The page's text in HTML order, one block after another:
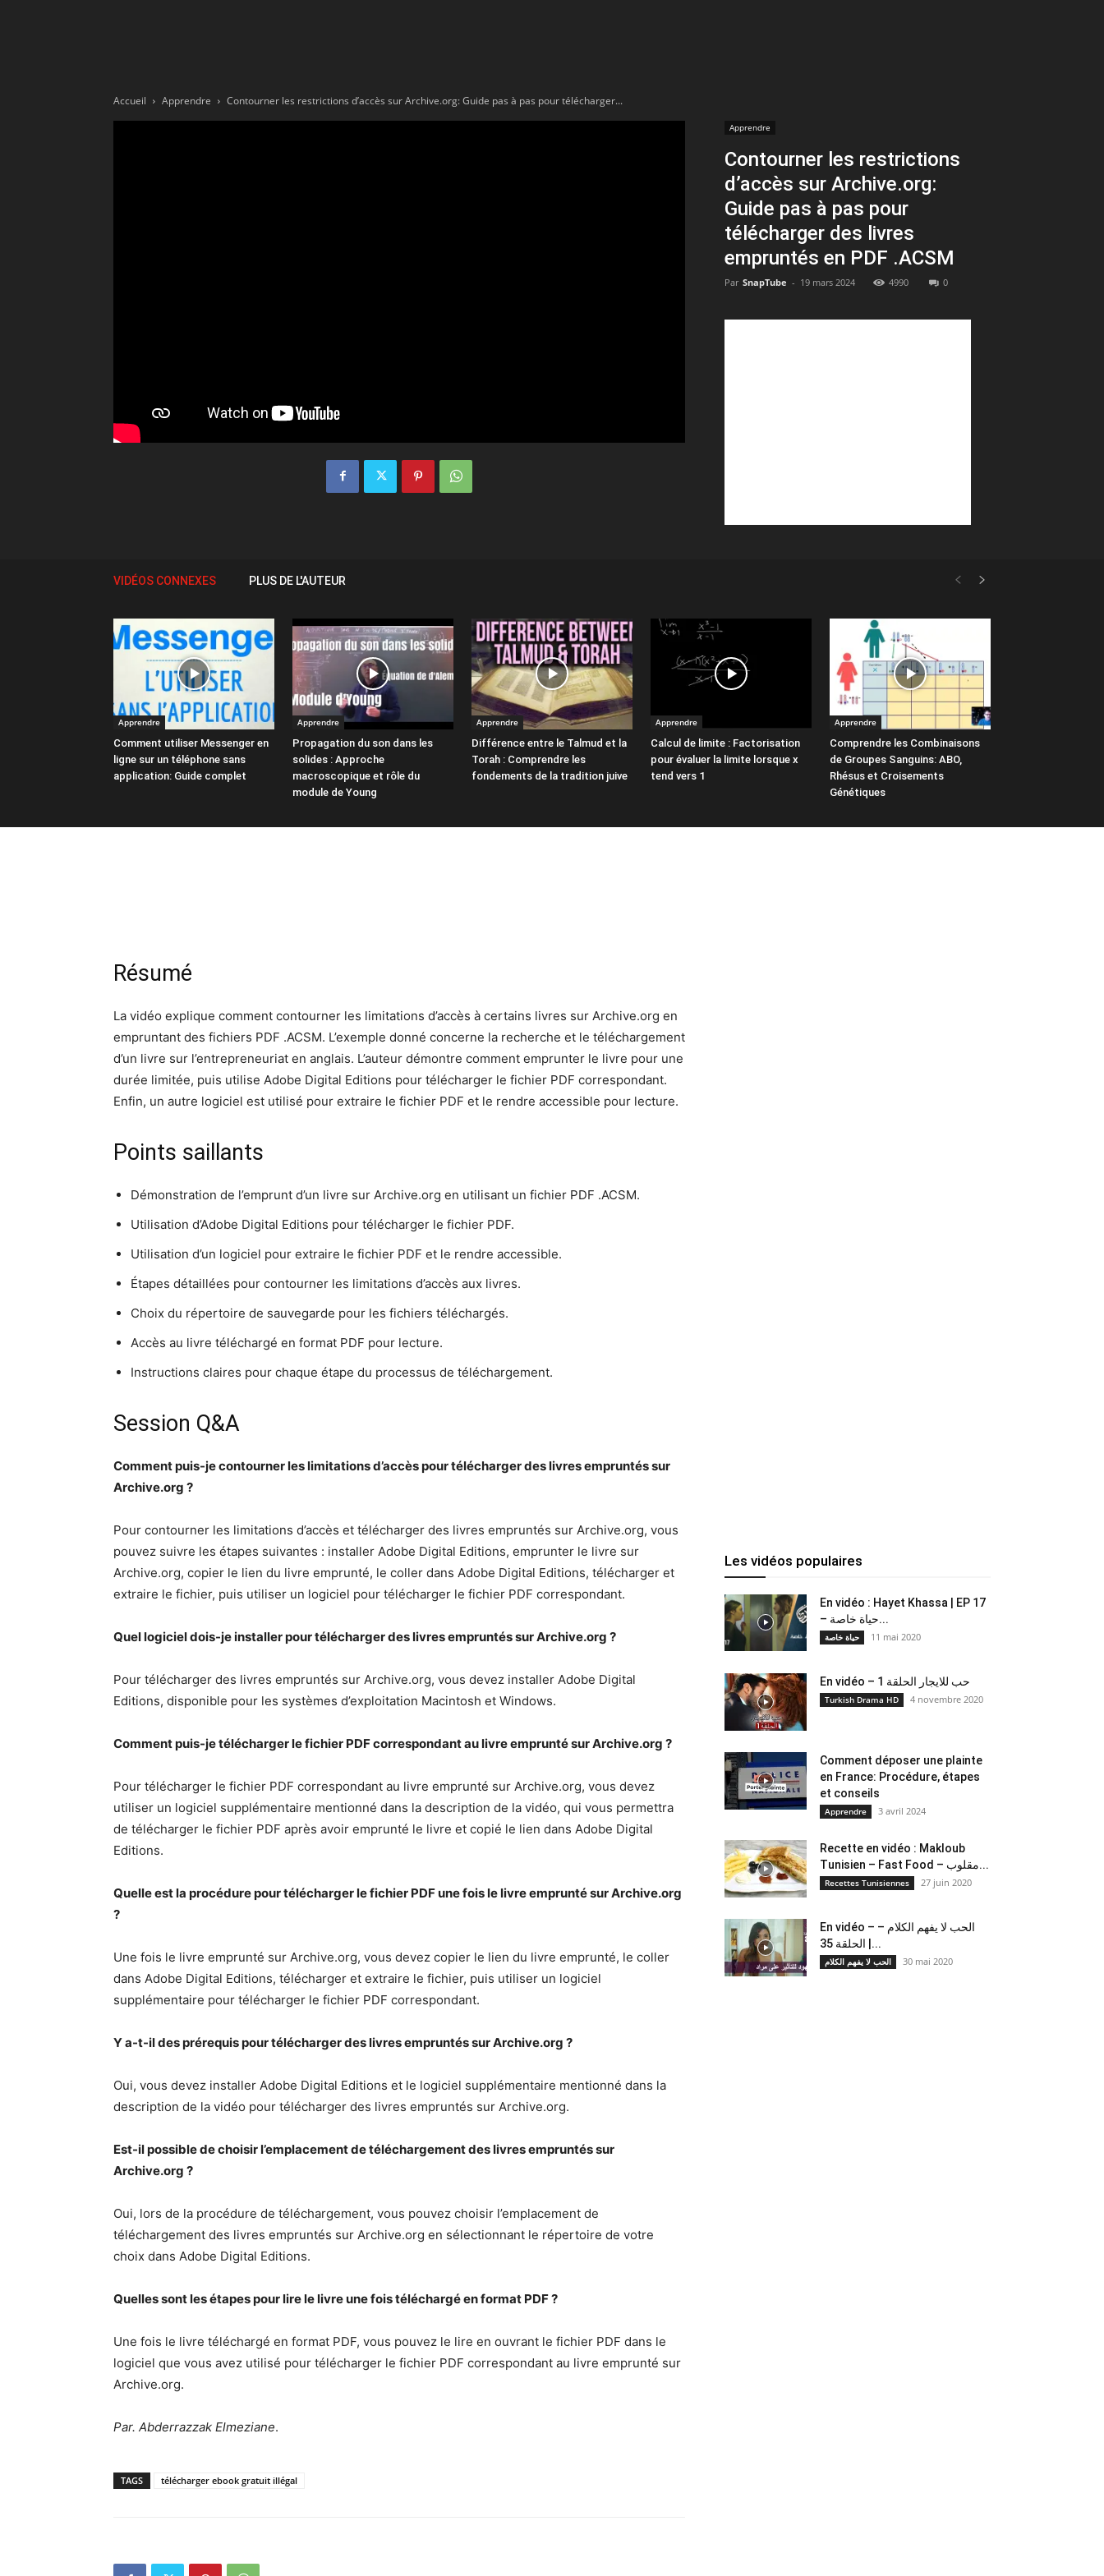
par
Accueil Apprendre Contourner les restrictions d’accès sur Archive.org: Guide pas à pas pour télécharger...
Apprendre
Contourner les restrictions
d’accès sur Archive.org:
Guide pas à pas pour
télécharger des livres
empruntés en PDF .ACSM
Par SnapTube - 19 mars 2024 4990 0
VIDÉOS CONNEXES PLUS DE L'AUTEUR
Apprendre
Comment utiliser Messenger en
ligne sur un téléphone sans
application: Guide complet
Apprendre
Propagation du son dans les
solides : Approche
macroscopique et rôle du
module de Young
Apprendre
Différence entre le Talmud et la
Torah : Comprendre les
fondements de la tradition juive
Apprendre
Calcul de limite : Factorisation
pour évaluer la limite lorsque x
tend vers 1
Apprendre
Comprendre les Combinaisons
de Groupes Sanguins: ABO,
Rhésus et Croisements
Génétiques
Résumé
La vidéo explique comment contourner les limitations d’accès à certains livres sur Archive.org en
empruntant des fichiers PDF .ACSM. L’exemple donné concerne la recherche et le téléchargement
d’un livre sur l’entrepreneuriat en anglais. L’auteur démontre comment emprunter le livre pour une
durée limitée, puis utilise Adobe Digital Editions pour télécharger le fichier PDF correspondant.
Enfin, un autre logiciel est utilisé pour extraire le fichier PDF et le rendre accessible pour lecture.
Points saillants
Démonstration de l’emprunt d’un livre sur Archive.org en utilisant un fichier PDF .ACSM.
Utilisation d’Adobe Digital Editions pour télécharger le fichier PDF.
Utilisation d’un logiciel pour extraire le fichier PDF et le rendre accessible.
Étapes détaillées pour contourner les limitations d’accès aux livres.
Choix du répertoire de sauvegarde pour les fichiers téléchargés.
Accès au livre téléchargé en format PDF pour lecture.
Instructions claires pour chaque étape du processus de téléchargement.
Session Q&A
Comment puis-je contourner les limitations d’accès pour télécharger des livres empruntés sur
Archive.org ?
Pour contourner les limitations d’accès et télécharger des livres empruntés sur Archive.org, vous
pouvez suivre les étapes suivantes : installer Adobe Digital Editions, emprunter le livre sur
Archive.org, copier le lien du livre emprunté, le coller dans Adobe Digital Editions, télécharger et
extraire le fichier, puis utiliser un logiciel pour télécharger le fichier PDF correspondant.
Quel logiciel dois-je installer pour télécharger des livres empruntés sur Archive.org ?
Pour télécharger des livres empruntés sur Archive.org, vous devez installer Adobe Digital
Editions, disponible pour les systèmes d’exploitation Macintosh et Windows.
Comment puis-je télécharger le fichier PDF correspondant au livre emprunté sur Archive.org ?
Pour télécharger le fichier PDF correspondant au livre emprunté sur Archive.org, vous devez
utiliser un logiciel supplémentaire mentionné dans la description de la vidéo, qui vous permettra
de télécharger le fichier PDF après avoir emprunté le livre et copié le lien dans Adobe Digital
Editions.
Quelle est la procédure pour télécharger le fichier PDF une fois le livre emprunté sur Archive.org
?
Une fois le livre emprunté sur Archive.org, vous devez copier le lien du livre emprunté, le coller
dans Adobe Digital Editions, télécharger et extraire le fichier, puis utiliser un logiciel
supplémentaire pour télécharger le fichier PDF correspondant.
Y a-t-il des prérequis pour télécharger des livres empruntés sur Archive.org ?
Oui, vous devez installer Adobe Digital Editions et le logiciel supplémentaire mentionné dans la
description de la vidéo pour télécharger des livres empruntés sur Archive.org.
Est-il possible de choisir l’emplacement de téléchargement des livres empruntés sur
Archive.org ?
Oui, lors de la procédure de téléchargement, vous pouvez choisir l’emplacement de
téléchargement des livres empruntés sur Archive.org en sélectionnant le répertoire de votre
choix dans Adobe Digital Editions.
Quelles sont les étapes pour lire le livre une fois téléchargé en format PDF ?
Une fois le livre téléchargé en format PDF, vous pouvez le lire en ouvrant le fichier PDF dans le
logiciel que vous avez utilisé pour télécharger le fichier PDF correspondant au livre emprunté sur
Archive.org.
Par. Abderrazzak Elmeziane.
TAGS télécharger ebook gratuit illégal
Les vidéos populaires
En vidéo : Hayet Khassa | EP 17
– حياة خاصة...
حياة خاصة 11 mai 2020
En vidéo – حب للايجار الحلقة 1
Turkish Drama HD 4 novembre 2020
Comment déposer une plainte
en France: Procédure, étapes
et conseils
Apprendre 3 avril 2024
Recette en vidéo : Makloub
Tunisien – Fast Food – مقلوب...
Recettes Tunisiennes 27 juin 2020
En vidéo – الحب لا يفهم الكلام –
الحلقة 35 |...
الحب لا يفهم الكلام 30 mai 2020